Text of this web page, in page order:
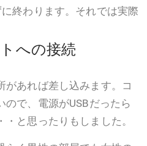
終わります。それでは実際
への接続
があれば差し込みます。コ
ので、電源がUSBだったら
と思ったりもしました。